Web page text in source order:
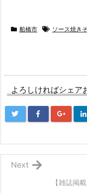
船橋市 ソース焼き
よろしければシェア
【雑誌掲
Next